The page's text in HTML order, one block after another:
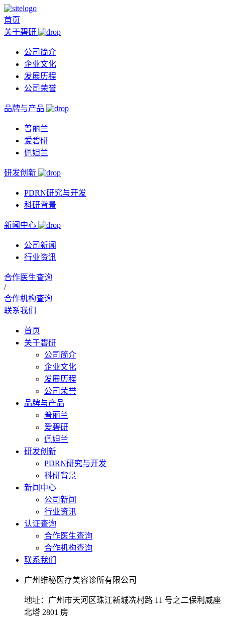
首页
关于碧研
公司简介
企业文化
发展历程
公司荣誉
品牌与产品
普丽兰
爱碧研
佩妲兰
研发创新
PDRN研究与开发
科研背景
新闻中心
公司新闻
行业资讯
合作医生查询
/
合作机构查询
联系我们
首页
关于碧研
公司简介
企业文化
发展历程
公司荣誉
品牌与产品
普丽兰
爱碧研
佩妲兰
研发创新
PDRN研究与开发
科研背景
新闻中心
公司新闻
行业资讯
认证查询
合作医生查询
合作机构查询
联系我们
广州维秘医疗美容诊所有限公司
地址：广州市天河区珠江新城冼村路 11 号之二保利威座
北塔 2801 房